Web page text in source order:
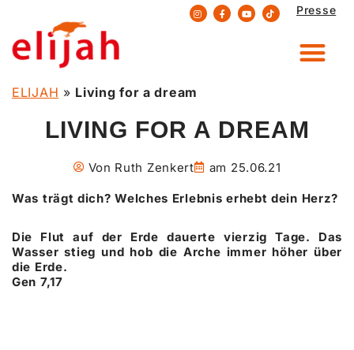
Zum
Inhalt
springen
Presse
ELIJAH » Living for a dream
LIVING FOR A DREAM
Von Ruth Zenkert am 25.06.21
Was trägt dich? Welches Erlebnis erhebt dein Herz?
Die Flut auf der Erde dauerte vierzig Tage. Das
Wasser stieg und hob die Arche immer höher über
die Erde.
Gen 7,17